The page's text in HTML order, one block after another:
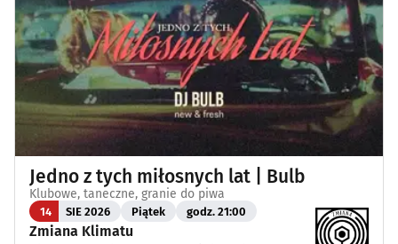
Jedno z tych miłosnych lat | Bulb
Klubowe, taneczne, granie do piwa
14 SIE 2026 Piątek godz. 21:00
Zmiana Klimatu